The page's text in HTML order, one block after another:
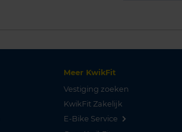
Meer KwikFit
Vestiging zoeken
KwikFit Zakelijk
E-Bike Service